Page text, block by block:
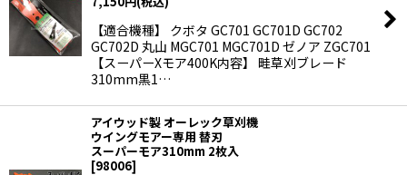
【適合機種】 クボタ GC701 GC701D GC702
GC702D 丸山 MGC701 MGC701D ゼノア ZGC701
【スーパーXモア400K内容】 畦草刈ブレード
310mm黒1…
アイウッド製 オーレック草刈機
ウイングモアー専用 替刃
スーパーモア310mm 2枚入
[98006]